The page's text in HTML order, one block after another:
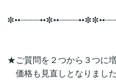
★ご質問を２つから３つに
価格も見直しとなりました